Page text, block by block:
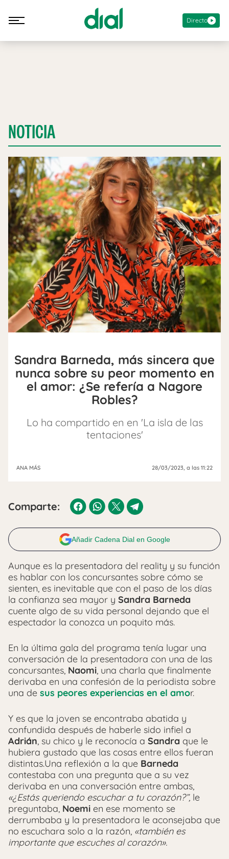
Directo
NOTICIA
Sandra Barneda, más sincera que
nunca sobre su peor momento en
el amor: ¿Se refería a Nagore
Robles?
Lo ha compartido en en 'La isla de las
tentaciones'
ANA MÁS 28/03/2023, a las 11:22
Comparte:
Añadir Cadena Dial en Google
Aunque es la presentadora del reality y su función
es hablar con los concursantes sobre cómo se
sienten, es inevitable que con el paso de los días
la confianza sea mayor y Sandra Barneda
cuente algo de su vida personal dejando que el
espectador la conozca un poquito más.
En la última gala del programa tenía lugar una
conversación de la presentadora con una de las
concursantes, Naomi, una charla que finalmente
derivaba en una confesión de la periodista sobre
una de sus peores experiencias en el amor.
Y es que la joven se encontraba abatida y
confundida después de haberle sido infiel a
Adrián, su chico y le reconocía a Sandra que le
hubiera gustado que las cosas entre ellos fueran
distintas.Una reflexión a la que Barneda
contestaba con una pregunta que a su vez
derivaba en una conversación entre ambas,
«¿Estás queriendo escuchar a tu corazón?”, le
preguntaba, Noemi en ese momento se
derrumbaba y la presentadora le aconsejaba que
no escuchara solo a la razón, «también es
importante que escuches al corazón».